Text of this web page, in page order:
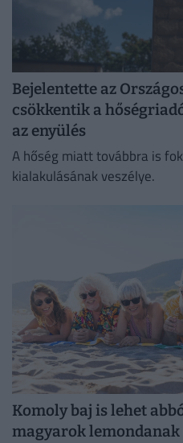
Bejelentette az
csökkentik a
az enyülés
A hőség miatt továbbra is
kialakulásának veszélye.
Komoly baj is lehet
magyarok